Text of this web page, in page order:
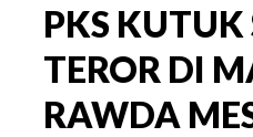
PKS KUTUK
TEROR DI
RAWDA